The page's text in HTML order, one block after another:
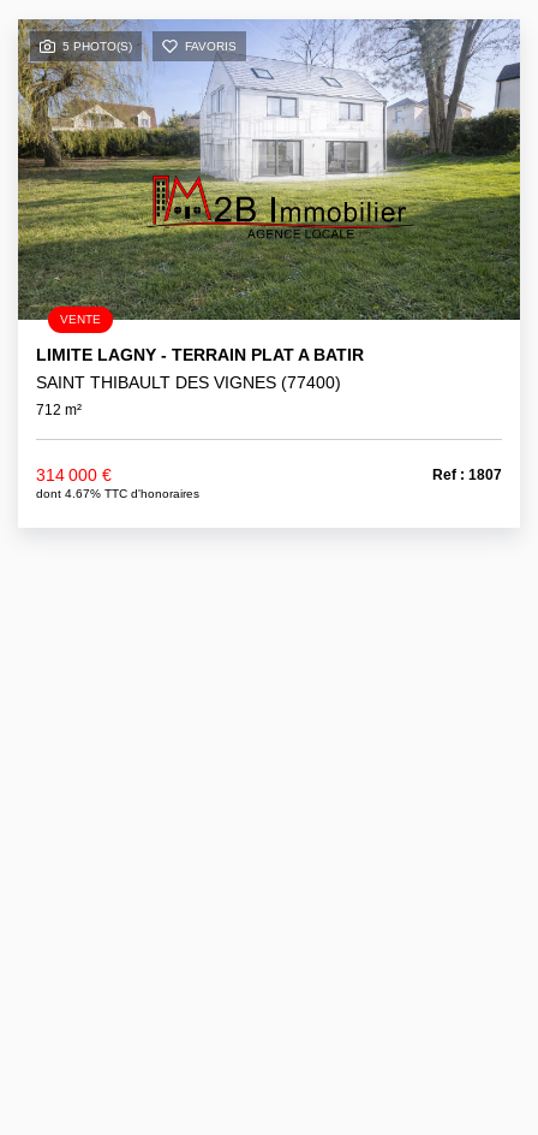
5 PHOTO(S) FAVORIS
VENTE
LIMITE LAGNY - TERRAIN PLAT A BATIR
SAINT THIBAULT DES VIGNES (77400)
712 m²
314 000 €
dont 4.67% TTC d'honoraires
Ref : 1807